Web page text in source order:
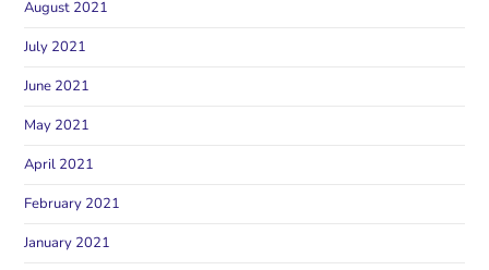
August 2021
July 2021
June 2021
May 2021
April 2021
February 2021
January 2021